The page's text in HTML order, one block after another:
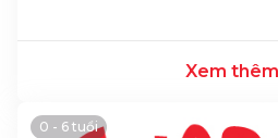
Xem thêm
0 - 6 tuổi